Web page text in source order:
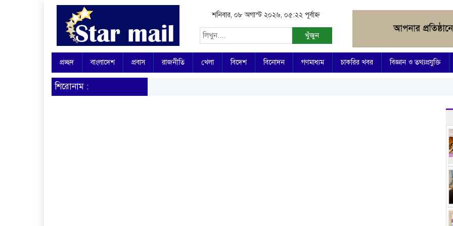
শনিবার, ০৮ অগাস্ট ২০২৬, ০৫:২২ পূর্বাহ্ন
খুঁজুন
প্রচ্ছদ বাংলাদেশ প্রবাস রাজনীতি খেলা বিদেশ বিনোদন গণমাধ্যম চাকরির খবর বিজ্ঞান ও তথ্যপ্রযুক্তি
শিরোনাম :